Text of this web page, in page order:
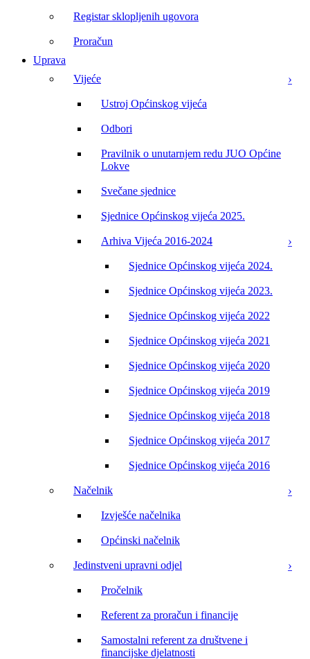
Registar sklopljenih ugovora
Proračun
Uprava
Vijeće
Ustroj Općinskog vijeća
Odbori
Pravilnik o unutarnjem redu JUO Općine
Lokve
Svečane sjednice
Sjednice Općinskog vijeća 2025.
Arhiva Vijeća 2016-2024
Sjednice Općinskog vijeća 2024.
Sjednice Općinskog vijeća 2023.
Sjednice Općinskog vijeća 2022
Sjednice Općinskog vijeća 2021
Sjednice Općinskog vijeća 2020
Sjednice Općinskog vijeća 2019
Sjednice Općinskog vijeća 2018
Sjednice Općinskog vijeća 2017
Sjednice Općinskog vijeća 2016
Načelnik
Izvješće načelnika
Općinski načelnik
Jedinstveni upravni odjel
Pročelnik
Referent za proračun i financije
Samostalni referent za društvene i
financijske djelatnosti